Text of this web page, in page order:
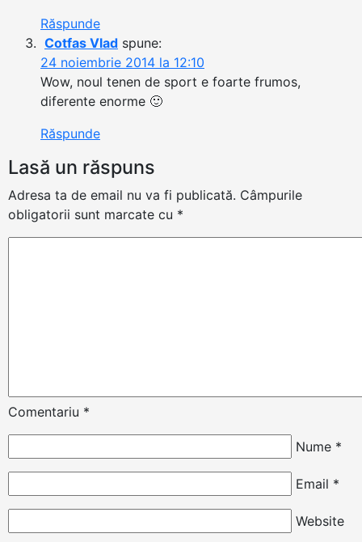
Răspunde
Cotfas Vlad spune:
24 noiembrie 2014 la 12:10
Wow, noul tenen de sport e foarte frumos,
diferente enorme 🙂
Răspunde
Lasă un răspuns
Adresa ta de email nu va fi publicată. Câmpurile
obligatorii sunt marcate cu *
Comentariu *
Nume *
Email *
Website